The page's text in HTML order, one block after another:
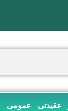
عقیدتی عمومی